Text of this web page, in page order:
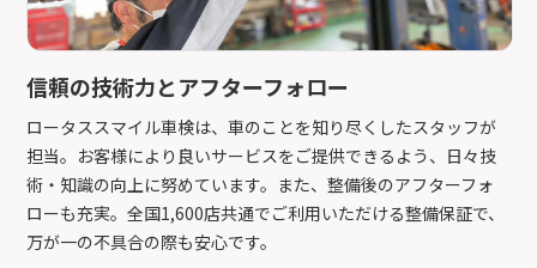
信頼の技術力とアフターフォロー
ロータススマイル車検は、車のことを知り尽くしたスタッフが
担当。お客様により良いサービスをご提供できるよう、日々技
術・知識の向上に努めています。また、整備後のアフターフォ
ローも充実。全国1,600店共通でご利用いただける整備保証で、
万が一の不具合の際も安心です。